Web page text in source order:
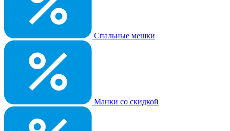
Спальные мешки
Манки со скидкой